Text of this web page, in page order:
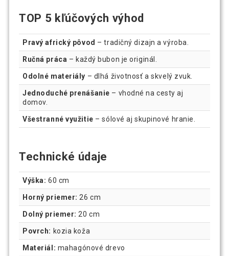
TOP 5 kľúčových výhod
Pravý africký pôvod – tradičný dizajn a výroba.
Ručná práca – každý bubon je originál.
Odolné materiály – dlhá životnosť a skvelý zvuk.
Jednoduché prenášanie – vhodné na cesty aj
domov.
Všestranné využitie – sólové aj skupinové hranie.
Technické údaje
Výška: 60 cm
Horný priemer: 26 cm
Dolný priemer: 20 cm
Povrch: kozia koža
Materiál: mahagónové drevo